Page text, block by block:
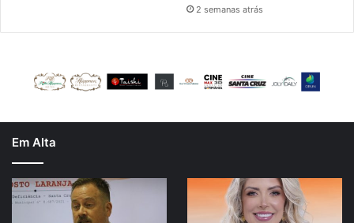
2 semanas atrás
Em Alta